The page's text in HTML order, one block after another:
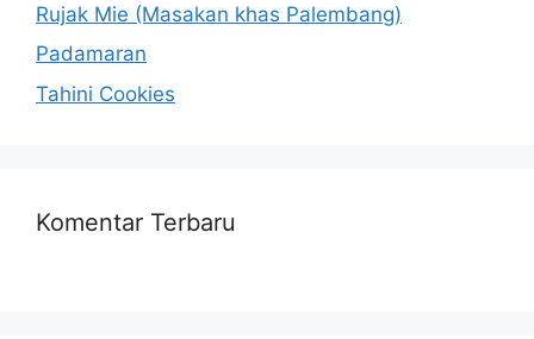
Rujak Mie (Masakan khas Palembang)
Padamaran
Tahini Cookies
Komentar Terbaru